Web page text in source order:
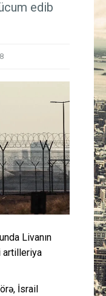
Azərbaycan
edib
Livanın
artilleriya
İsrail